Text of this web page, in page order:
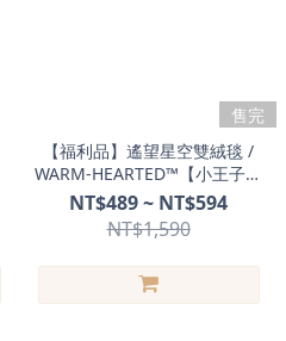
售完
【福利品】遙望星空雙絨毯 /
WARM-HEARTED™【小王子聯
名】
NT$489 ~ NT$594
NT$1,590